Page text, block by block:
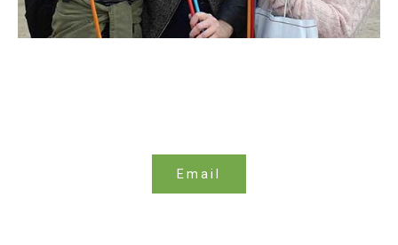
Email